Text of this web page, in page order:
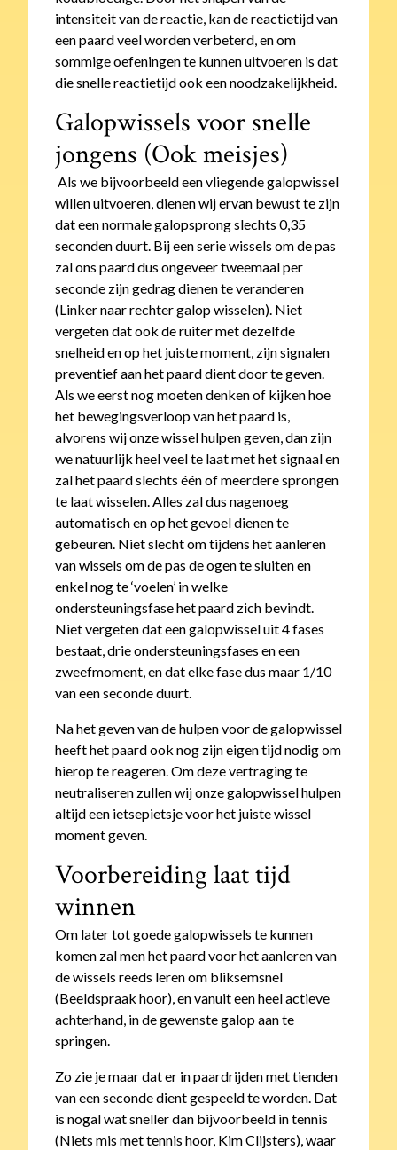
intensiteit van de reactie, kan de reactietijd van
een paard veel worden verbeterd, en om
sommige oefeningen te kunnen uitvoeren is dat
die snelle reactietijd ook een noodzakelijkheid.
Galopwissels voor snelle
jongens (Ook meisjes)
Als we bijvoorbeeld een vliegende galopwissel
willen uitvoeren, dienen wij ervan bewust te zijn
dat een normale galopsprong slechts 0,35
seconden duurt. Bij een serie wissels om de pas
zal ons paard dus ongeveer tweemaal per
seconde zijn gedrag dienen te veranderen
(Linker naar rechter galop wisselen). Niet
vergeten dat ook de ruiter met dezelfde
snelheid en op het juiste moment, zijn signalen
preventief aan het paard dient door te geven.
Als we eerst nog moeten denken of kijken hoe
het bewegingsverloop van het paard is,
alvorens wij onze wissel hulpen geven, dan zijn
we natuurlijk heel veel te laat met het signaal en
zal het paard slechts één of meerdere sprongen
te laat wisselen. Alles zal dus nagenoeg
automatisch en op het gevoel dienen te
gebeuren. Niet slecht om tijdens het aanleren
van wissels om de pas de ogen te sluiten en
enkel nog te ‘voelen’ in welke
ondersteuningsfase het paard zich bevindt.
Niet vergeten dat een galopwissel uit 4 fases
bestaat, drie ondersteuningsfases en een
zweefmoment, en dat elke fase dus maar 1/10
van een seconde duurt.
Na het geven van de hulpen voor de galopwissel
heeft het paard ook nog zijn eigen tijd nodig om
hierop te reageren. Om deze vertraging te
neutraliseren zullen wij onze galopwissel hulpen
altijd een ietsepietsje voor het juiste wissel
moment geven.
Voorbereiding laat tijd
winnen
Om later tot goede galopwissels te kunnen
komen zal men het paard voor het aanleren van
de wissels reeds leren om bliksemsnel
(Beeldspraak hoor), en vanuit een heel actieve
achterhand, in de gewenste galop aan te
springen.
Zo zie je maar dat er in paardrijden met tienden
van een seconde dient gespeeld te worden. Dat
is nogal wat sneller dan bijvoorbeeld in tennis
(Niets mis met tennis hoor, Kim Clijsters), waar